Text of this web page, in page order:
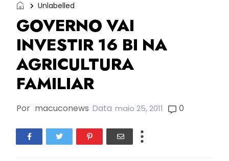
Unlabelled
GOVERNO VAI
INVESTIR 16 BI NA
AGRICULTURA
FAMILIAR
Por macuconews Data maio 25, 2011 0